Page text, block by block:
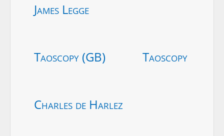
James Legge
Taoscopy (GB) Taoscopy
Charles de Harlez